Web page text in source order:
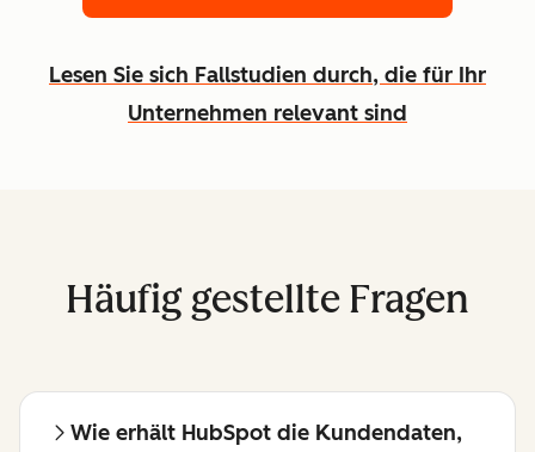
Lesen Sie sich Fallstudien durch, die für Ihr
Unternehmen relevant sind
Häufig gestellte Fragen
Wie erhält HubSpot die Kundendaten,